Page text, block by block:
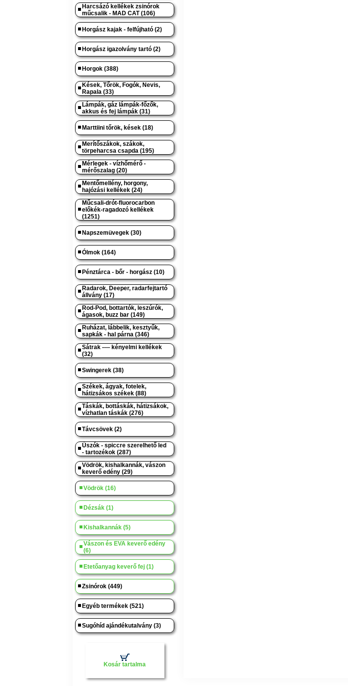
Harcsázó kellékek zsinórok
műcsalik - MAD CAT (106)
Horgász kajak - felfújható (2)
Horgász igazolvány tartó (2)
Horgok (388)
Kések, Tőrök, Fogók, Nevis,
Rapala (33)
Lámpák, gáz lámpák-főzők,
akkus és fej lámpák (31)
Marttiini tőrök, kések (18)
Merítőszákok, szákok,
törpeharcsa csapda (195)
Mérlegek - vízhőmérő -
mérőszalag (20)
Mentőmellény, horgony,
hajózási kellékek (24)
Műcsali-drót-fluorocarbon
előkék-ragadozó kellékek
(1251)
Napszemüvegek (30)
Ólmok (164)
Pénztárca - bőr - horgász (10)
Radarok, Deeper, radarfejtartó
állvány (17)
Rod-Pod, bottartók, leszúrók,
ágasok, buzz bar (149)
Ruházat, lábbelik, kesztyűk,
sapkák - hal párna (346)
Sátrak ---- kényelmi kellékek
(32)
Swingerek (38)
Székek, ágyak, fotelek,
hátizsákos székek (88)
Táskák, bottáskák, hátizsákok,
vízhatlan táskák (276)
Távcsövek (2)
Úszók - spiccre szerelhető led
- tartozékok (287)
Vödrök, kishalkannák, vászon
keverő edény (29)
Vödrök (16)
Dézsák (1)
Kishalkannák (5)
Vászon és EVA keverő edény
(6)
Etetőanyag keverő fej (1)
Zsinórok (449)
Egyéb termékek (521)
Sugóhíd ajándékutalvány (3)
Kosár tartalma